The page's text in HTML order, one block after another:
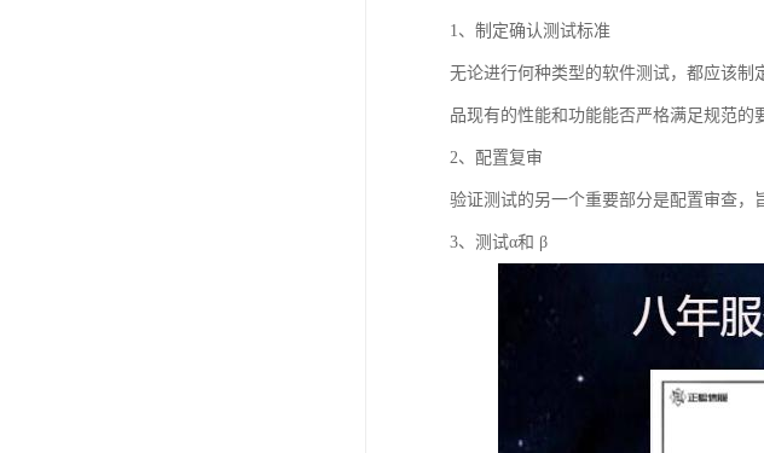
1、制定确认测试标准
无论进行何种类型的软件测试，都应该制
品现有的性能和功能能否严格满足规范的
2、配置复审
验证测试的另一个重要部分是配置审查，
3、测试α和 β